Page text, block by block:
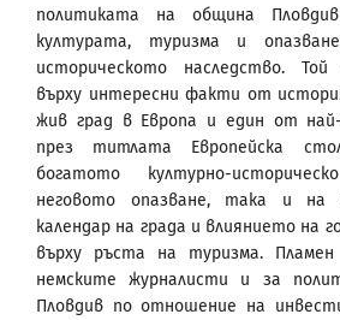
политиката на община
културата, туризма и
историческото наследство.
върху интересни факти от
жив град в Европа и един от
през титлата Европейска
богатото културно-
неговото опазване, така и на
календар на града и влиянието на
върху ръста на туризма.
немските журналисти и за
Пловдив по отношение на